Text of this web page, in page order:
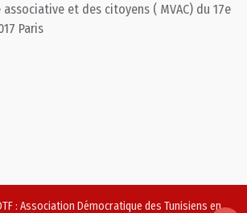
et des citoyens ( MVAC) du 17e
Paris
: Association Démocratique des Tunisiens en